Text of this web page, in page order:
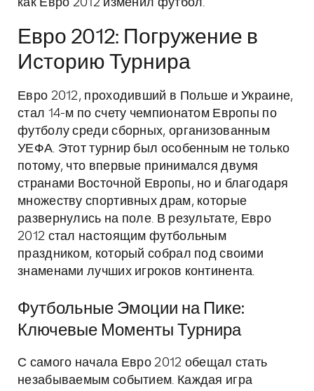
как Евро 2012 изменил футбол.
Евро 2012: Погружение в
Историю Турнира
Евро 2012, проходивший в Польше и Украине,
стал 14-м по счету чемпионатом Европы по
футболу среди сборных, организованным
УЕФА. Этот турнир был особенным не только
потому, что впервые принимался двумя
странами Восточной Европы, но и благодаря
множеству спортивных драм, которые
развернулись на поле. В результате, Евро
2012 стал настоящим футбольным
праздником, который собрал под своими
знаменами лучших игроков континента.
Футбольные Эмоции на Пике:
Ключевые Моменты Турнира
С самого начала Евро 2012 обещал стать
незабываемым событием. Каждая игра